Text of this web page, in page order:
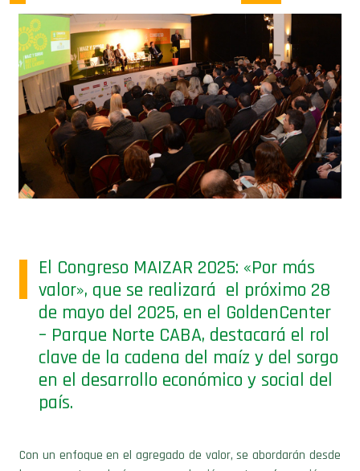
El Congreso MAIZAR 2025: «Por más
valor», que se realizará el próximo 28
de mayo del 2025, en el GoldenCenter
– Parque Norte CABA, destacará el rol
clave de la cadena del maíz y del sorgo
en el desarrollo económico y social del
país.
Con un enfoque en el agregado de valor, se abordarán desde